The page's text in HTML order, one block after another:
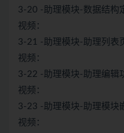
3-20 -助理模块-数据结构
视频：
3-21 -助理模块-助理列表
视频：
3-22 -助理模块-助理编辑
视频：
3-23 -助理模块-助理模块
视频：